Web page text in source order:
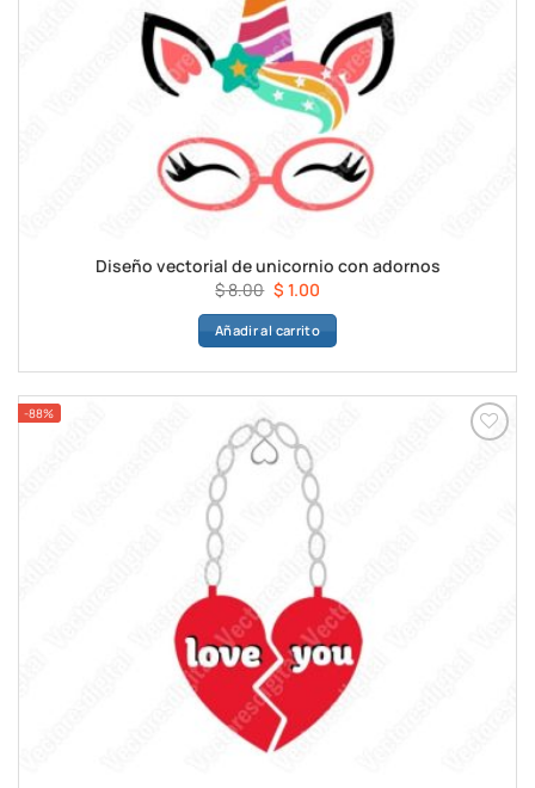
Diseño vectorial de unicornio con adornos
$8.00 El
precio
original
$ 8.00.
$ 1.00El
precio
actual
$ 1.00.
Añadir al carrito
-88%